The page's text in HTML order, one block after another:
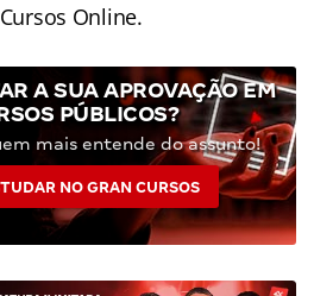
Online.
A SUA APROVAÇÃO EM
PÚBLICOS?
mais entende do assunto!
NO GRAN CURSOS